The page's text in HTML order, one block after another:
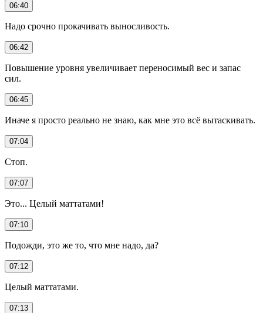
06:40
Надо срочно прокачивать выносливость.
06:42
Повышение уровня увеличивает переносимый вес и запас
сил.
06:45
Иначе я просто реально не знаю, как мне это всё вытаскивать.
07:04
Стоп.
07:07
Это... Целый маттатами!
07:10
Подожди, это же то, что мне надо, да?
07:12
Целый маттатами.
07:13